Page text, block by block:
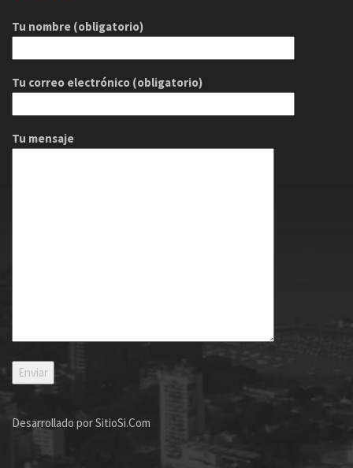
Tu nombre (obligatorio)
Tu correo electrónico (obligatorio)
Tu mensaje
Desarrollado porSitioSi.Com